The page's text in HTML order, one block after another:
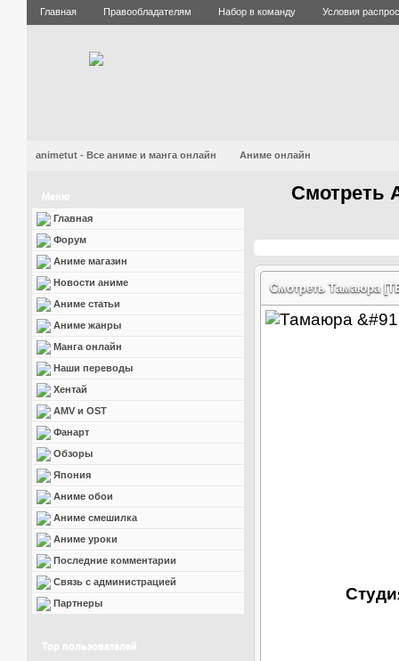
Главная Правообладателям Набор в команду Условия
animetut - Все аниме и манга онлайн Аниме онлайн
Меню
Главная
Форум
Аниме магазин
Новости аниме
Аниме статьи
Аниме жанры
Манга онлайн
Наши переводы
Хентай
AMV и OST
Фанарт
Обзоры
Япония
Аниме обои
Аниме смешилка
Аниме уроки
Последние комментарии
Связь с администрацией
Партнеры
Top пользователей
Смотреть
Смотреть Тамаюра